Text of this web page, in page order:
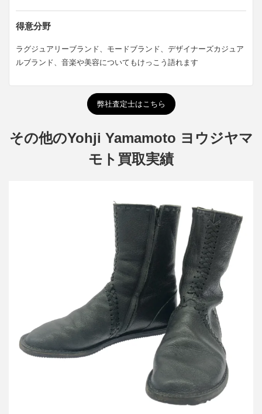
得意分野
ラグジュアリーブランド、モードブランド、デザイナーズカジュア
ルブランド、音楽や美容についてもけっこう語れます
弊社査定士はこちら
その他のYohji Yamamoto ヨウジヤマ
モト買取実績
ヨウジヤマモト ファム ブレイドデザインレザーブーツ
詳しく見る